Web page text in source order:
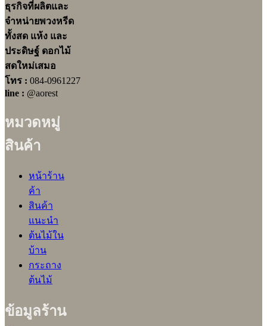
ธุรกิจที่ผลิตและ
จำหน่ายพวงหรีด
ทั้งสด แห้ง และ
ประดิษฐ์ ดอกไม้
สดใหม่เสมอ
โทร : 084-0961227
line : @aorest
หมวดหมู่
สินค้า
หน้าร้าน
ค้า
สินค้า
แนะนำ
ต้นไม้ใน
บ้าน
กระถาง
ต้นไม้
ข้อมูลร้าน